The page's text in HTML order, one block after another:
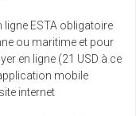
ligne ESTA obligatoire
ou maritime et pour
en ligne (21 USD à ce
mobile
internet